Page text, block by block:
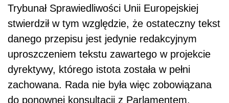
Trybunał Sprawiedliwości Unii Europejskiej
stwierdził w tym względzie, że ostateczny tekst
danego przepisu jest jedynie redakcyjnym
uproszczeniem tekstu zawartego w projekcie
dyrektywy, którego istota została w pełni
zachowana. Rada nie była więc zobowiązana
do ponownej konsultacji z Parlamentem.